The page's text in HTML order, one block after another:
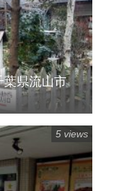
葉県流山市
5 views